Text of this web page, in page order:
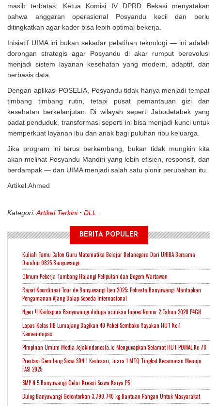
masih terbatas. Ketua Komisi IV DPRD Bekasi menyatakan
bahwa anggaran operasional Posyandu kecil dan perlu
ditingkatkan agar kader bisa lebih optimal bekerja.
Inisiatif UIMA ini bukan sekadar pelatihan teknologi — ini adalah
dorongan strategis agar Posyandu di akar rumput berevolusi
menjadi sistem layanan kesehatan yang modern, adaptif, dan
berbasis data.
Dengan aplikasi POSELIA, Posyandu tidak hanya menjadi tempat
timbang timbang rutin, tetapi pusat pemantauan gizi dan
kesehatan berkelanjutan. Di wilayah seperti Jabodetabek yang
padat penduduk, transformasi seperti ini bisa menjadi kunci untuk
memperkuat layanan ibu dan anak bagi puluhan ribu keluarga.
Jika program ini terus berkembang, bukan tidak mungkin kita
akan melihat Posyandu Mandiri yang lebih efisien, responsif, dan
berdampak — dan UIMA menjadi salah satu pionir perubahan itu.
Artikel.Ahmed
Kategori:Artikel Terkini DLL
BERITA POPULER
Kuliah Tamu Calon Guru Matematika Belajar Belanegara Dari UNIBA Bersama
Dandim 0825 Banyuwangi
Oknum Pekerja Tambang Halangi Peliputan dan Bogem Wartawan
Rapat Koordinasi Tour de Banyuwangi Ijen 2025: Polresta Banyuwangi Mantapkan
Pengamanan Ajang Balap Sepeda Internasional
Ngeri !! Kadispora Banyuwangi diduga acuhkan Inpres Nomor 2 Tahun 2020 P4GN
Lapas Kelas IIB Lumajang Bagikan 40 Paket Sembako Rayakan HUT Ke-1
Kemenimipas
Pimpinan Umum Media Jejakindonesia.id Mengucapkan Selamat HUT POMAL Ke 78
Prestasi Gemilang Siswi SDN 1 Kertosari, Juara 1 MTQ Tingkat Kecamatan Menuju
FASI 2025
SMP N 5 Banyuwangi Gelar Kreasi Siswa Karya P5
Bulog Banyuwangi Gelontorkan 3.790.740 kg Bantuan Pangan Untuk Masyarakat